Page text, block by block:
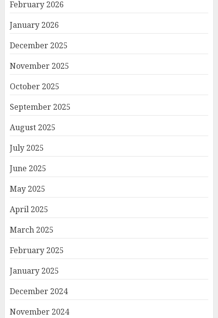
February 2026
January 2026
December 2025
November 2025
October 2025
September 2025
August 2025
July 2025
June 2025
May 2025
April 2025
March 2025
February 2025
January 2025
December 2024
November 2024